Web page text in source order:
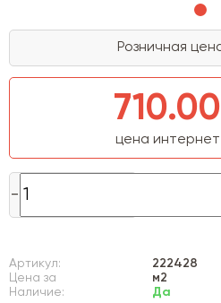
Розничная
цена интернет
Артикул:
222428
Цена за
м2
Наличие:
Да